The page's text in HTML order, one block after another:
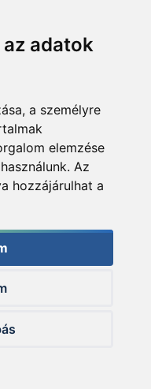
adatok
a személyre
elemzése
Az
hozzájárulhat a
Sporthorgász
bepótolhatta
pelletjeivel